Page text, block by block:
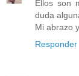
Ellos son
duda
Mi abrazo
Responder